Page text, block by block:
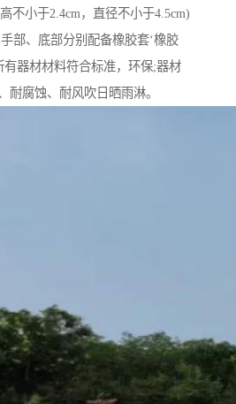
不小于2.4cm，直径不小于4.5cm)
部、底部分别配备橡胶套‘橡胶
器材材料符合标准，环保;器材
耐腐蚀、耐风吹日晒雨淋。